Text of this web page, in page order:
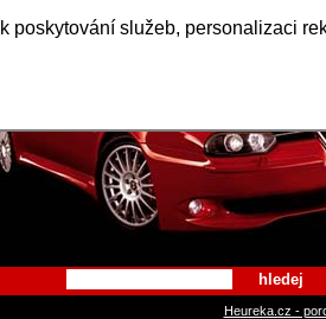
poskytování služeb, personalizaci
Alfa
hledej
Heureka.cz -